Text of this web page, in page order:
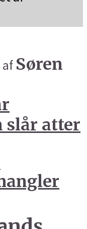
Søren
slår atter